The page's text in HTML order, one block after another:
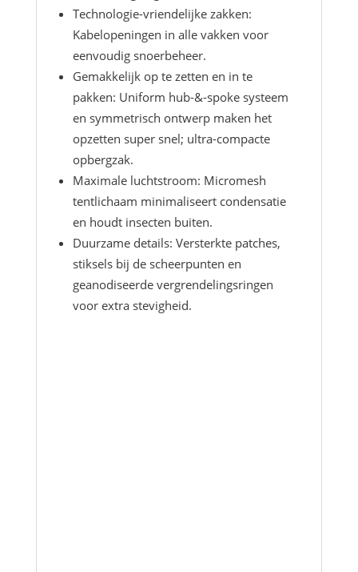
Technologie-vriendelijke zakken:
Kabelopeningen in alle vakken voor
eenvoudig snoerbeheer.
Gemakkelijk op te zetten en in te
pakken: Uniform hub-&-spoke systeem
en symmetrisch ontwerp maken het
opzetten super snel; ultra-compacte
opbergzak.
Maximale luchtstroom: Micromesh
tentlichaam minimaliseert condensatie
en houdt insecten buiten.
Duurzame details: Versterkte patches,
stiksels bij de scheerpunten en
geanodiseerde vergrendelingsringen
voor extra stevigheid.